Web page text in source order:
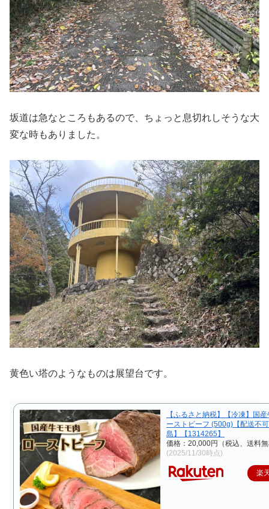
坂道は急なところもあるので、ちょっと息切れしそうな大
変な時もありました。
黄色い塔のようなものは展望台です。
【ふるさと納税】【冷凍】国
ーストビーフ (500g)【配送不
島】【1314265】
価格：20,000円（税込、送料
(2025/11/30時点)
楽